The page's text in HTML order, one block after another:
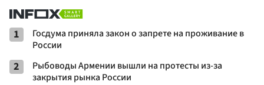
1
Госдума приняла закон о запрете на проживание в
России
2
Рыбоводы Армении вышли на протесты из-за
закрытия рынка России